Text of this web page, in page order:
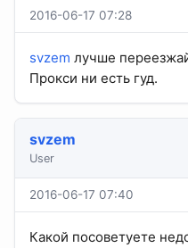
2016-06-17 07:28
svzem лучше
Прокси ни есть гуд.
svzem
User
2016-06-17 07:40
Какой посоветуете